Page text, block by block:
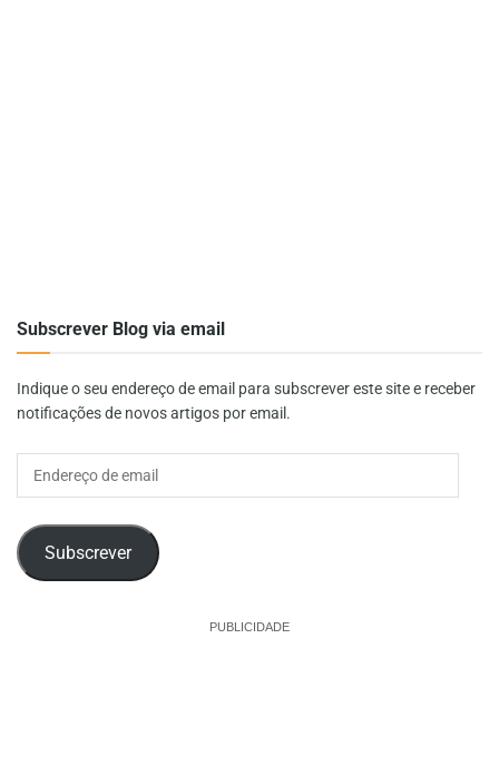
Subscrever Blog via email
Indique o seu endereço de email para subscrever este site e receber
notificações de novos artigos por email.
Subscrever
PUBLICIDADE